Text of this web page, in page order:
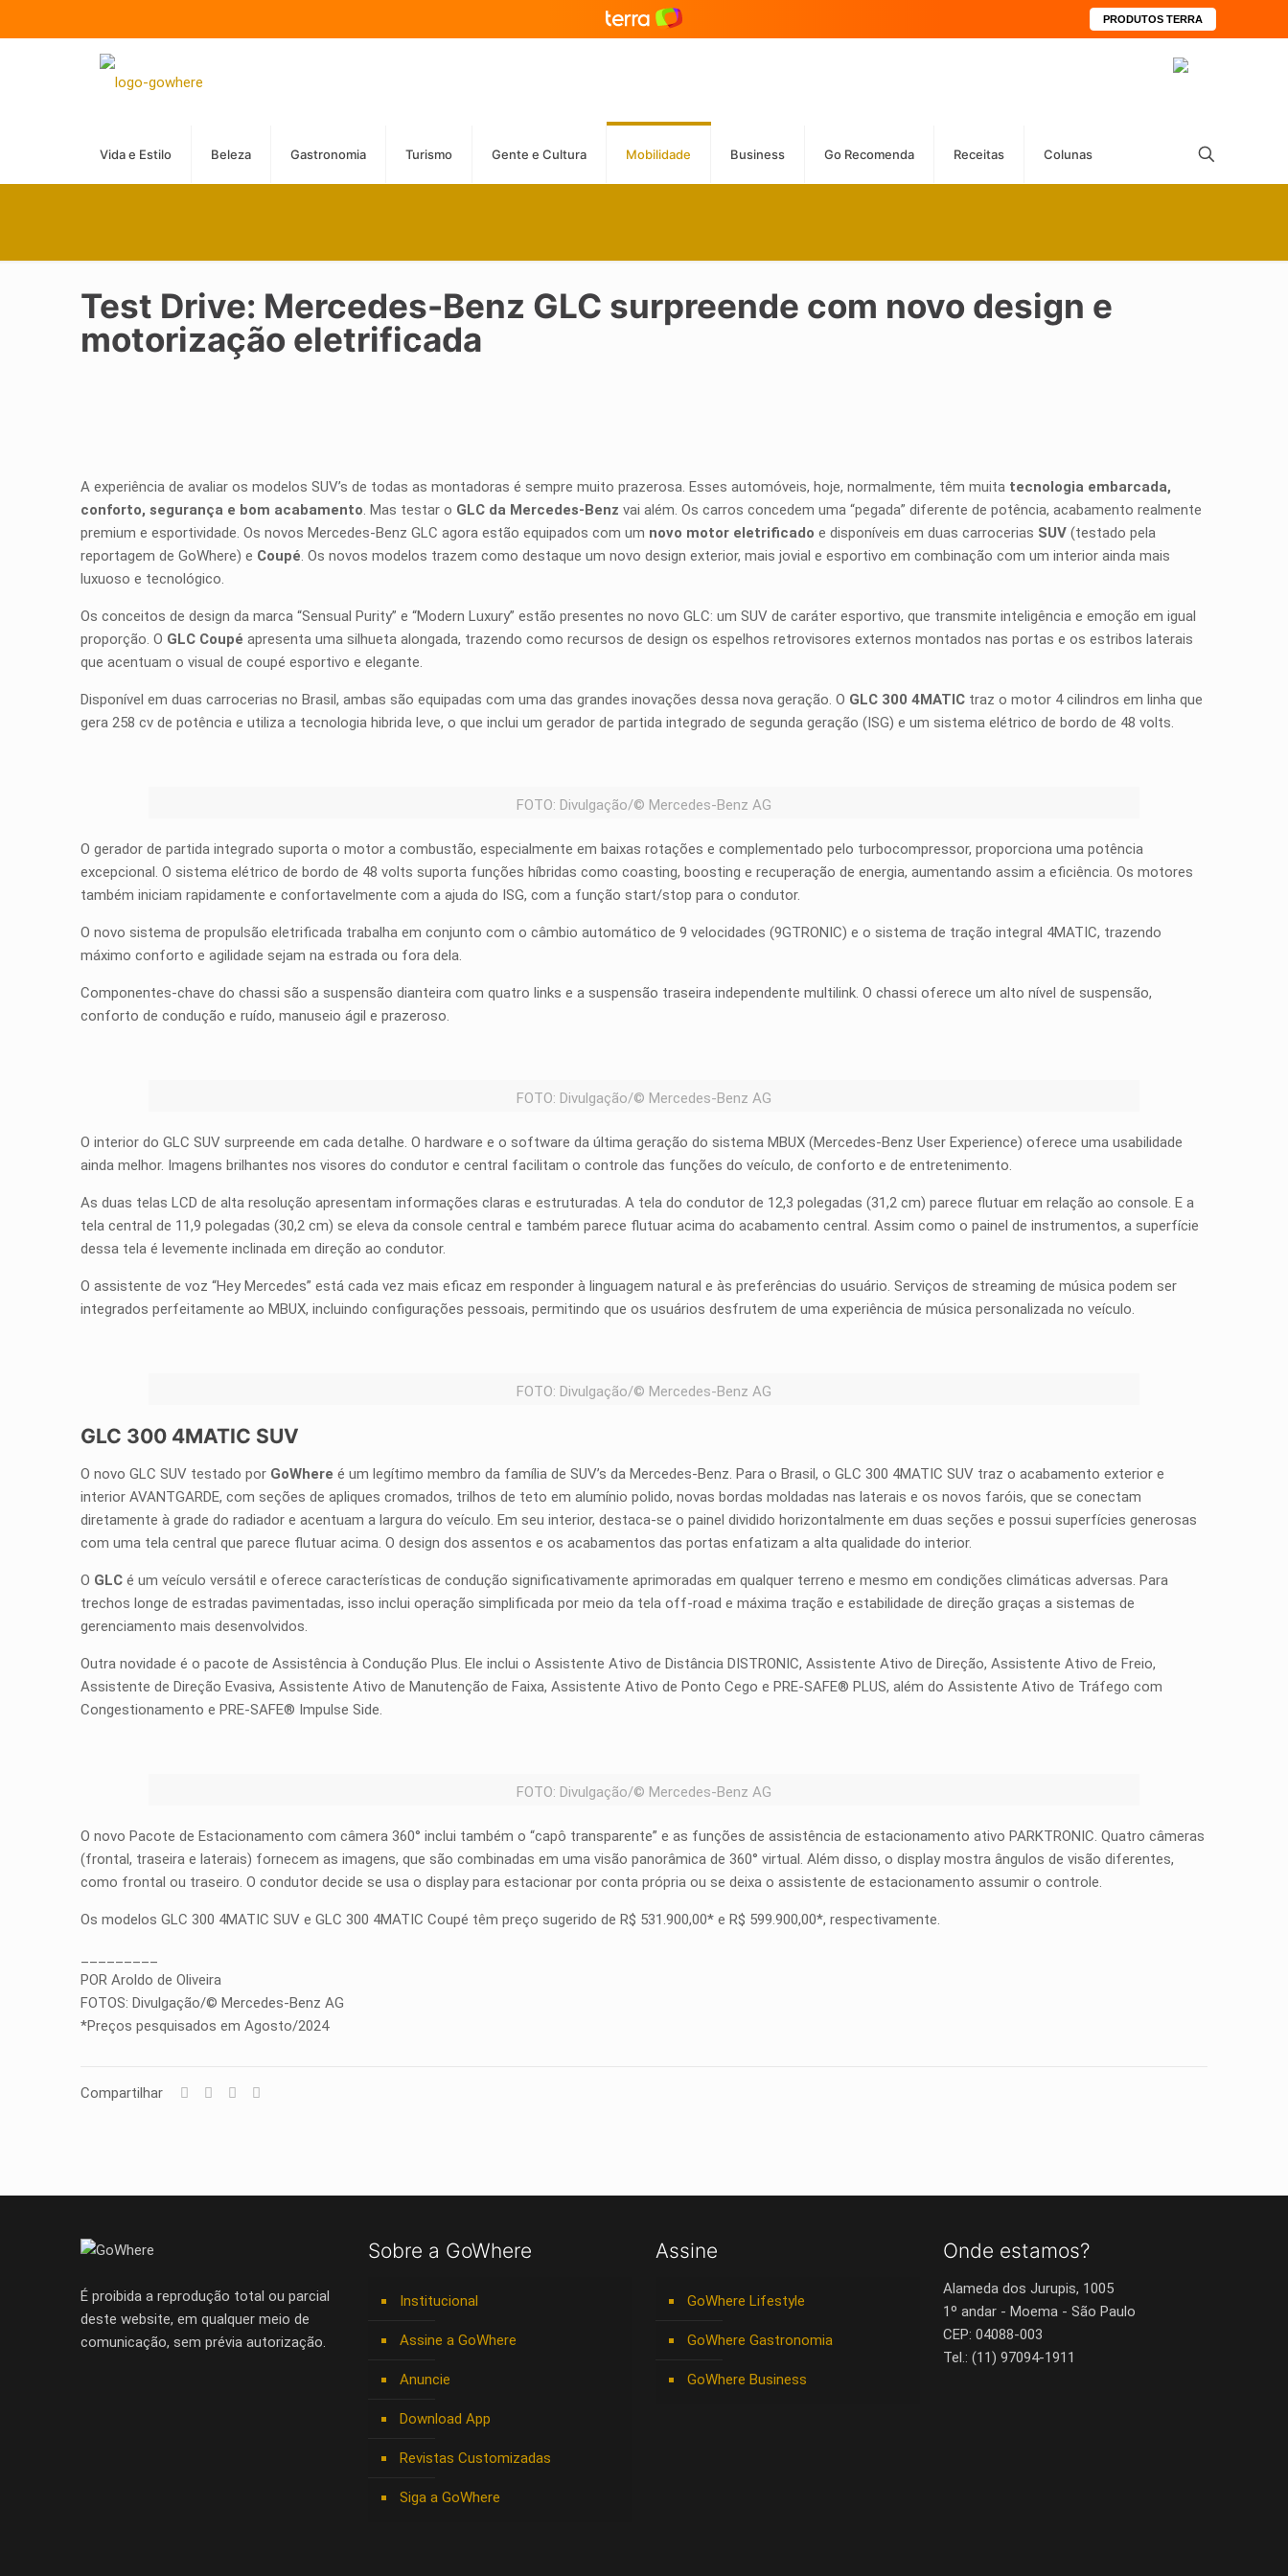
PRODUTOS TERRA
Vida e Estilo Beleza Gastronomia Turismo Gente e Cultura Mobilidade Business Go Recomenda Receitas Colunas
Test Drive: Mercedes-Benz GLC surpreende com novo design e
motorização eletrificada
A experiência de avaliar os modelos SUV’s de todas as montadoras é sempre muito prazerosa. Esses automóveis, hoje, normalmente, têm muita tecnologia embarcada,
conforto, segurança e bom acabamento. Mas testar o GLC da Mercedes-Benz vai além. Os carros concedem uma “pegada” diferente de potência, acabamento realmente
premium e esportividade. Os novos Mercedes-Benz GLC agora estão equipados com um novo motor eletrificado e disponíveis em duas carrocerias SUV (testado pela
reportagem de GoWhere) e Coupé. Os novos modelos trazem como destaque um novo design exterior, mais jovial e esportivo em combinação com um interior ainda mais
luxuoso e tecnológico.
Os conceitos de design da marca “Sensual Purity” e “Modern Luxury” estão presentes no novo GLC: um SUV de caráter esportivo, que transmite inteligência e emoção em igual
proporção. O GLC Coupé apresenta uma silhueta alongada, trazendo como recursos de design os espelhos retrovisores externos montados nas portas e os estribos laterais
que acentuam o visual de coupé esportivo e elegante.
Disponível em duas carrocerias no Brasil, ambas são equipadas com uma das grandes inovações dessa nova geração. O GLC 300 4MATIC traz o motor 4 cilindros em linha que
gera 258 cv de potência e utiliza a tecnologia hibrida leve, o que inclui um gerador de partida integrado de segunda geração (ISG) e um sistema elétrico de bordo de 48 volts.
FOTO: Divulgação/© Mercedes-Benz AG
O gerador de partida integrado suporta o motor a combustão, especialmente em baixas rotações e complementado pelo turbocompressor, proporciona uma potência
excepcional. O sistema elétrico de bordo de 48 volts suporta funções híbridas como coasting, boosting e recuperação de energia, aumentando assim a eficiência. Os motores
também iniciam rapidamente e confortavelmente com a ajuda do ISG, com a função start/stop para o condutor.
O novo sistema de propulsão eletrificada trabalha em conjunto com o câmbio automático de 9 velocidades (9GTRONIC) e o sistema de tração integral 4MATIC, trazendo
máximo conforto e agilidade sejam na estrada ou fora dela.
Componentes-chave do chassi são a suspensão dianteira com quatro links e a suspensão traseira independente multilink. O chassi oferece um alto nível de suspensão,
conforto de condução e ruído, manuseio ágil e prazeroso.
FOTO: Divulgação/© Mercedes-Benz AG
O interior do GLC SUV surpreende em cada detalhe. O hardware e o software da última geração do sistema MBUX (Mercedes-Benz User Experience) oferece uma usabilidade
ainda melhor. Imagens brilhantes nos visores do condutor e central facilitam o controle das funções do veículo, de conforto e de entretenimento.
As duas telas LCD de alta resolução apresentam informações claras e estruturadas. A tela do condutor de 12,3 polegadas (31,2 cm) parece flutuar em relação ao console. E a
tela central de 11,9 polegadas (30,2 cm) se eleva da console central e também parece flutuar acima do acabamento central. Assim como o painel de instrumentos, a superfície
dessa tela é levemente inclinada em direção ao condutor.
O assistente de voz “Hey Mercedes” está cada vez mais eficaz em responder à linguagem natural e às preferências do usuário. Serviços de streaming de música podem ser
integrados perfeitamente ao MBUX, incluindo configurações pessoais, permitindo que os usuários desfrutem de uma experiência de música personalizada no veículo.
FOTO: Divulgação/© Mercedes-Benz AG
GLC 300 4MATIC SUV
O novo GLC SUV testado por GoWhere é um legítimo membro da família de SUV’s da Mercedes-Benz. Para o Brasil, o GLC 300 4MATIC SUV traz o acabamento exterior e
interior AVANTGARDE, com seções de apliques cromados, trilhos de teto em alumínio polido, novas bordas moldadas nas laterais e os novos faróis, que se conectam
diretamente à grade do radiador e acentuam a largura do veículo. Em seu interior, destaca-se o painel dividido horizontalmente em duas seções e possui superfícies generosas
com uma tela central que parece flutuar acima. O design dos assentos e os acabamentos das portas enfatizam a alta qualidade do interior.
O GLC é um veículo versátil e oferece características de condução significativamente aprimoradas em qualquer terreno e mesmo em condições climáticas adversas. Para
trechos longe de estradas pavimentadas, isso inclui operação simplificada por meio da tela off-road e máxima tração e estabilidade de direção graças a sistemas de
gerenciamento mais desenvolvidos.
Outra novidade é o pacote de Assistência à Condução Plus. Ele inclui o Assistente Ativo de Distância DISTRONIC, Assistente Ativo de Direção, Assistente Ativo de Freio,
Assistente de Direção Evasiva, Assistente Ativo de Manutenção de Faixa, Assistente Ativo de Ponto Cego e PRE-SAFE® PLUS, além do Assistente Ativo de Tráfego com
Congestionamento e PRE-SAFE® Impulse Side.
FOTO: Divulgação/© Mercedes-Benz AG
O novo Pacote de Estacionamento com câmera 360° inclui também o “capô transparente” e as funções de assistência de estacionamento ativo PARKTRONIC. Quatro câmeras
(frontal, traseira e laterais) fornecem as imagens, que são combinadas em uma visão panorâmica de 360° virtual. Além disso, o display mostra ângulos de visão diferentes,
como frontal ou traseiro. O condutor decide se usa o display para estacionar por conta própria ou se deixa o assistente de estacionamento assumir o controle.
Os modelos GLC 300 4MATIC SUV e GLC 300 4MATIC Coupé têm preço sugerido de R$ 531.900,00* e R$ 599.900,00*, respectivamente.
POR Aroldo de Oliveira
FOTOS: Divulgação/© Mercedes-Benz AG
*Preços pesquisados em Agosto/2024
Compartilhar
É proibida a reprodução total ou parcial
deste website, em qualquer meio de
comunicação, sem prévia autorização.
Sobre a GoWhere
Institucional
Assine a GoWhere
Anuncie
Download App
Revistas Customizadas
Siga a GoWhere
Assine
GoWhere Lifestyle
GoWhere Gastronomia
GoWhere Business
Onde estamos?
Alameda dos Jurupis, 1005
1º andar - Moema - São Paulo
CEP: 04088-003
Tel.: (11) 97094-1911